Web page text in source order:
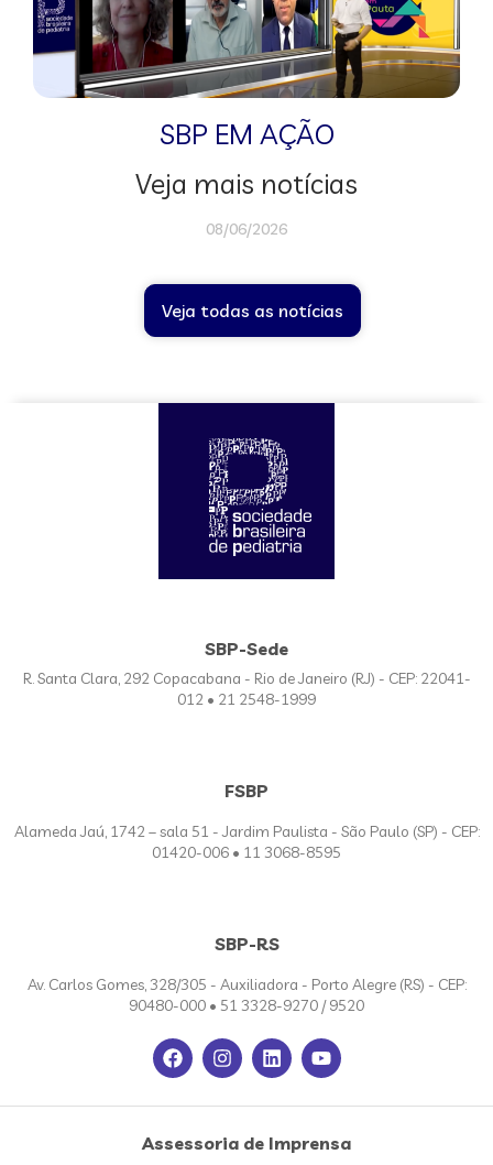
SBP EM AÇÃO
Veja mais notícias
08/06/2026
Veja todas as notícias
SBP-Sede
R. Santa Clara, 292 Copacabana - Rio de Janeiro (RJ) - CEP: 22041-
012 • 21 2548-1999
FSBP
Alameda Jaú, 1742 – sala 51 - Jardim Paulista - São Paulo (SP) - CEP:
01420-006 • 11 3068-8595
SBP-RS
Av. Carlos Gomes, 328/305 - Auxiliadora - Porto Alegre (RS) - CEP:
90480-000 • 51 3328-9270 / 9520
Assessoria de Imprensa